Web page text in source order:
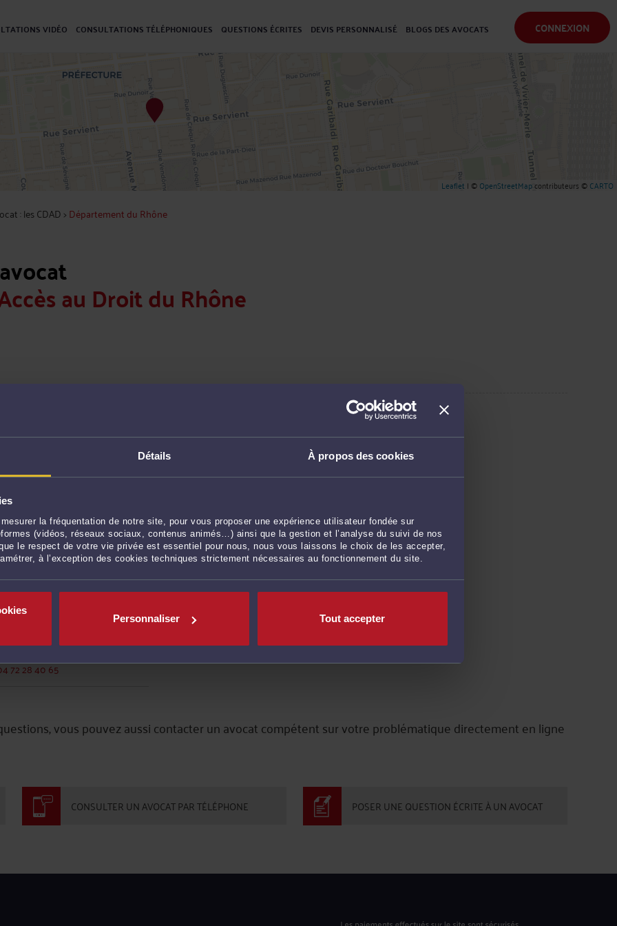
Détails À propos des cookies
la fréquentation de notre site, pour vous proposer une expérience utilisateur fondée sur
(vidéos, réseaux sociaux, contenus animés…) ainsi que la gestion et l’analyse du suivi de nos
le respect de votre vie privée est essentiel pour nous, nous vous laissons le choix de les accepter,
à l’exception des cookies techniques strictement nécessaires au fonctionnement du site.
Personnaliser Tout accepter
CONNEXION
VIDÉO CONSULTATIONS TÉLÉPHONIQUES QUESTIONS ÉCRITES DEVIS PERSONNALISÉ BLOGS DES AVOCATS
Leaflet | ©OpenStreetMapcontributeurs ©CARTO
: les CDAD > Département du Rhône
au Droit du Rhône
TARARE
04 74 05 36 20
Association d’aide aux victimes de
30 rue Anatole France
du Département
rue du Général Leclerc
69430 BEAUJEU
74 65 05 95
Maison de la formation de Grigny
36 avenue des Arondières
04 78 07 41 00
Bellevue
72 28 40 65
vous pouvez aussi contacter un avocat compétent sur votre problématique directement en ligne
CONSULTER UN AVOCAT PAR TÉLÉPHONE POSER UNE QUESTION ÉCRITE À UN AVOCAT